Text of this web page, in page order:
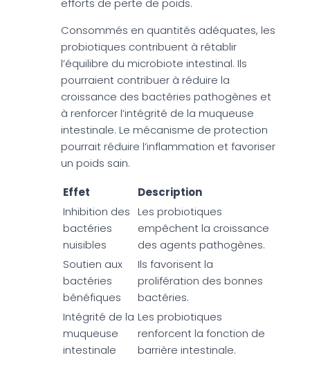
efforts de perte de poids.
Consommés en quantités adéquates, les
probiotiques contribuent à rétablir
l’équilibre du microbiote intestinal. Ils
pourraient contribuer à réduire la
croissance des bactéries pathogènes et
à renforcer l’intégrité de la muqueuse
intestinale. Le mécanisme de protection
pourrait réduire l’inflammation et favoriser
un poids sain.
Effet
Description
Inhibition des
bactéries
nuisibles
Les probiotiques
empêchent la croissance
des agents pathogènes.
Soutien aux
bactéries
bénéfiques
Ils favorisent la
prolifération des bonnes
bactéries.
Intégrité de la
muqueuse
intestinale
Les probiotiques
renforcent la fonction de
barrière intestinale.